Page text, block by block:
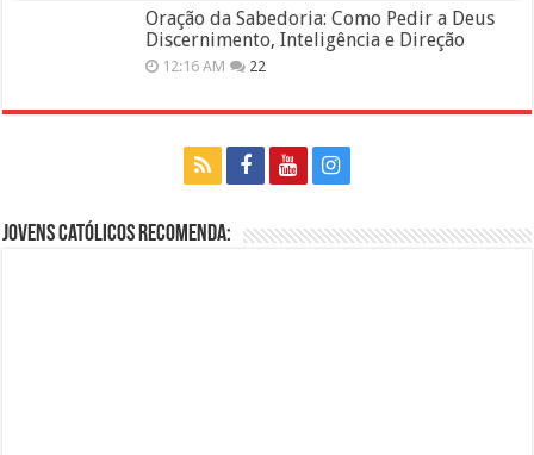
Oração da Sabedoria: Como Pedir a Deus
Discernimento, Inteligência e Direção
12:16 AM 22
Jovens Católicos Recomenda: